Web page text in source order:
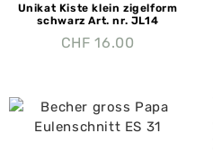
Unikat Kiste klein zigelform
schwarz Art. nr. JL14
CHF 16.00